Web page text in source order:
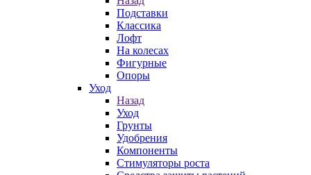
Подставки
Классика
Лофт
На колесах
Фигурные
Опоры
Уход
Назад
Уход
Грунты
Удобрения
Компоненты
Стимуляторы роста